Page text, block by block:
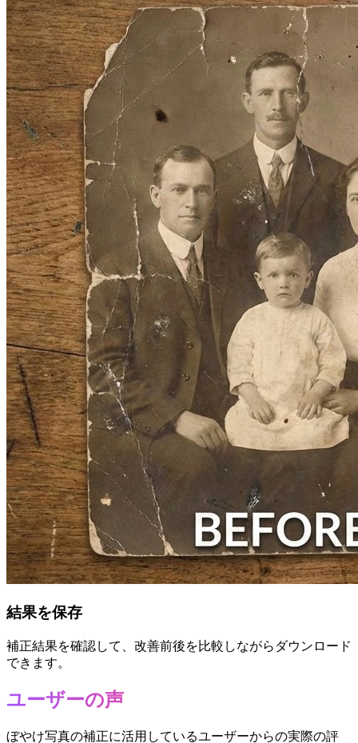
結果を保存
補正結果を確認して、改善前後を比較しながらダウンロード
できます。
ユーザーの声
ぼやけ写真の補正に活用しているユーザーからの実際の評